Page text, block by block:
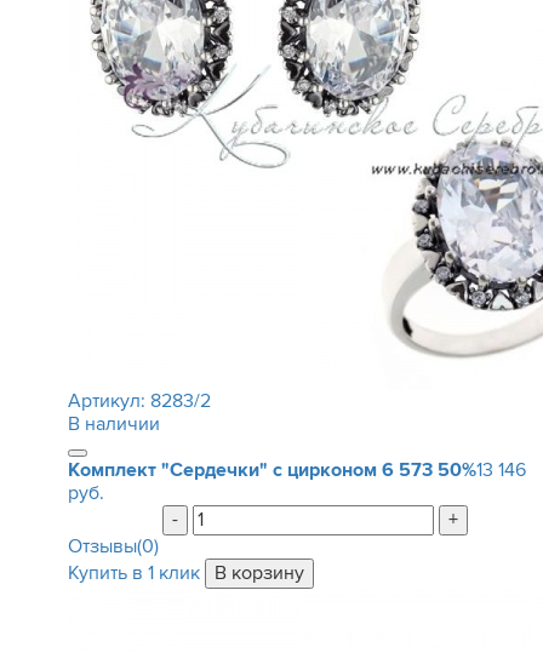
Артикул: 8283/2
В наличии
Комплект "Сердечки" с цирконом 6 573 50%13 146
руб.
-
+
Отзывы(0)
Купить в 1 клик